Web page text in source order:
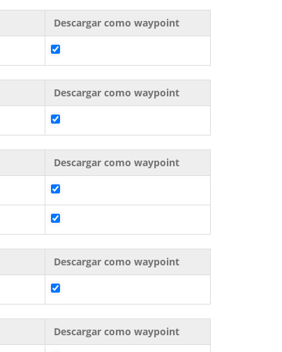
Descargar como waypoint
Descargar como waypoint
Descargar como waypoint
Descargar como waypoint
Descargar como waypoint